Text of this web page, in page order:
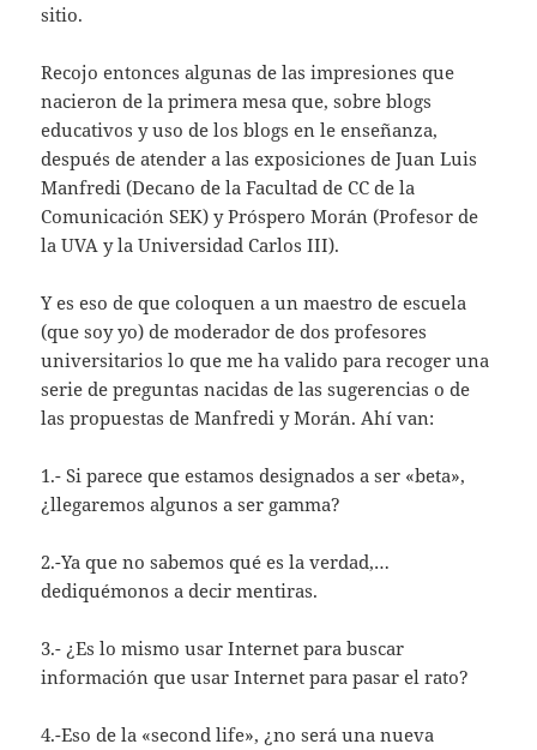
sitio.
Recojo entonces algunas de las impresiones que
nacieron de la primera mesa que, sobre blogs
educativos y uso de los blogs en le enseñanza,
después de atender a las exposiciones de Juan Luis
Manfredi (Decano de la Facultad de CC de la
Comunicación SEK) y Próspero Morán (Profesor de
la UVA y la Universidad Carlos III).
Y es eso de que coloquen a un maestro de escuela
(que soy yo) de moderador de dos profesores
universitarios lo que me ha valido para recoger una
serie de preguntas nacidas de las sugerencias o de
las propuestas de Manfredi y Morán. Ahí van:
1.- Si parece que estamos designados a ser «beta»,
¿llegaremos algunos a ser gamma?
2.-Ya que no sabemos qué es la verdad,…
dediquémonos a decir mentiras.
3.- ¿Es lo mismo usar Internet para buscar
información que usar Internet para pasar el rato?
4.-Eso de la «second life», ¿no será una nueva